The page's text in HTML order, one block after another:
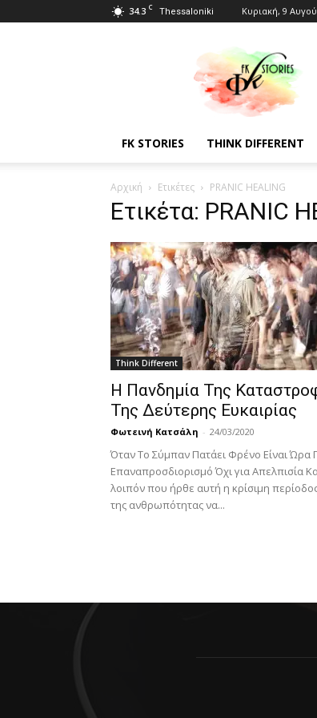
34.3 C Thessaloniki Κυριακή, 9
Fkstories
FK STORIES THINK DIFFERENT
Αρχική Ετικέτες PRANIC HEALING
Ετικέτα: PRANIC
Think Different
H Πανδημία Της
Της Δεύτερης Ευκαιρίας
Φωτεινή Κατσάλη - 24/03/2020
Όταν Το Σύμπαν Πατάει Φρένο Είναι Ώρα
Επαναπροσδιορισμό Όχι για Απελπισία
λοιπόν που ήρθε αυτή η κρίσιμη
της ανθρωπότητας να...